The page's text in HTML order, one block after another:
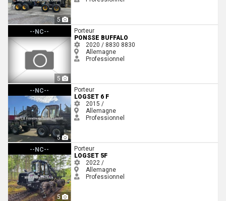
5
--NC--
5
Ponsse Buffalo
Porteur
PONSSE BUFFALO
2020 / 8830 8830
Allemagne
Professionnel
--NC--
5
Logset 6 F
Porteur
LOGSET 6 F
2015 /
Allemagne
Professionnel
--NC--
5
Porteur
LOGSET 5F
2022 /
Allemagne
Professionnel